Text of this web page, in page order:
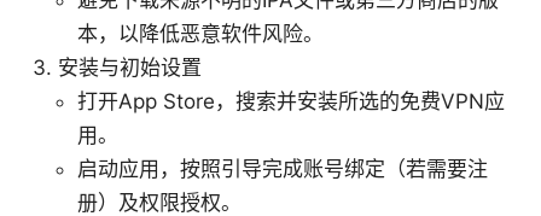
本，以降低恶意软件风险。
安装与初始设置
打开App Store，搜索并安装所选的免费VPN应
用。
启动应用，按照引导完成账号绑定（若需要注
册）及权限授权。